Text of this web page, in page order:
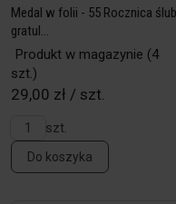
Medal w folii - 55 Rocznica
gratul...
Produkt w magazynie (4
szt.)
29,00 zł / szt.
szt.
Do koszyka